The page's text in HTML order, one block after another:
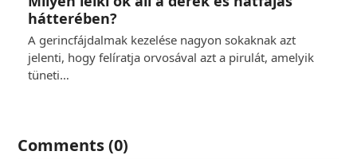
hátterében?
A gerincfájdalmak kezelése nagyon sokaknak azt
jelenti, hogy felíratja orvosával azt a pirulát, amelyik
tüneti…
Comments (0)